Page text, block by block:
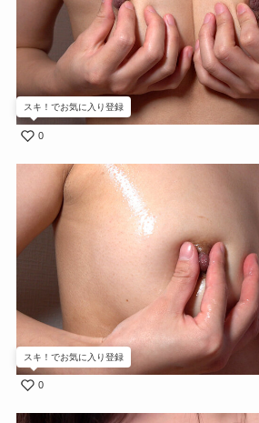
0
スキ！でお気に入り登録
0
スキ！でお気に入り登録